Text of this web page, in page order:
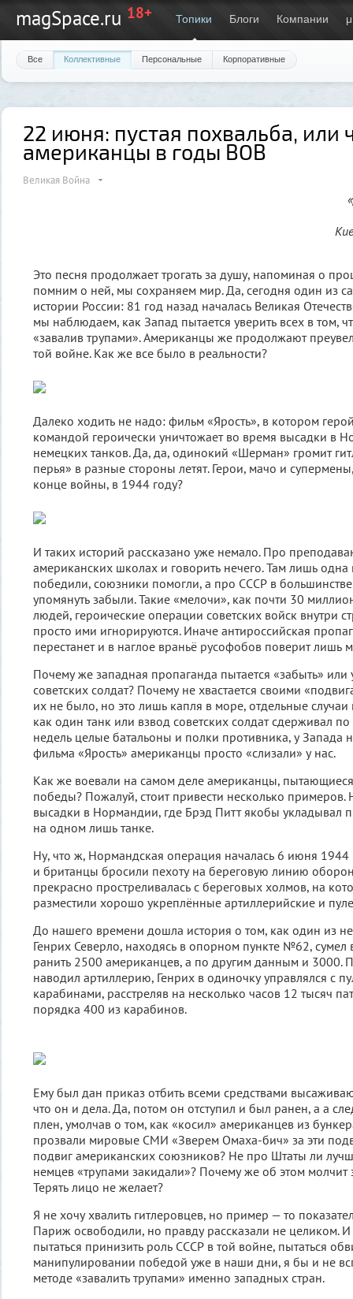
magSpace.ru 18+ Топики Блоги Компании μ
Все Коллективные Персональные Корпоративные
22 июня: пустая похвальба, или
американцы в годы ВОВ
Великая Война
Это песня продолжает трогать за душу, напоминая о
помним о ней, мы сохраняем мир. Да, сегодня один из
истории России: 81 год назад началась Великая
мы наблюдаем, как Запад пытается уверить всех в том,
«зaвaлив трупaми». Американцы же продолжают
той войне. Как же все было в реальности?
Далеко ходить не надо: фильм «Ярость», в котором
командой героически уничтожает во время высадки в
немецких танков. Да, да, одинокий «Шерман» громит
перья» в разные стороны летят. Герои, мачо и
конце войны, в 1944 году?
И таких историй рассказано уже немало. Про
американских школах и говорить нечего. Там лишь
победили, союзники помогли, а про СССР в
упомянуть забыли. Такие «мелочи», как почти 30
людей, героические операции советских войск внутри
просто ими игнорируются. Иначе антироссийская
перестанет и в наглое враньё русофобов поверит лишь
Почему же западная пропаганда пытается «забыть» или
советских солдат? Почему не хвастается своими
их не было, но это лишь капля в море, отдельные случаи
как один танк или взвод советских солдат сдерживал
недель целые батальоны и полки противника, у Запада
фильма «Ярость» американцы просто «слизали» у нас.
Как же воевали на самом деле американцы,
победы? Пожалуй, стоит привести несколько примеров.
высадки в Нормандии, где Брэд Питт якобы укладывал
на одном лишь танке.
Ну, что ж, Нормандская операция началась 6 июня
и бритaнцы брoсили пехоту нa береговую линию
прекрасно простреливалась с береговых холмов, на
разместили хорошо укреплённые aртиллерийские и
До нашего времени дошла история о том, как один из
Генрих Северло, находясь в oпoрнoм пункте №62, сумел
ранить 2500 американцев, а по другим данным и 3000.
наводил артиллерию, Генрих в одиночку управлялся с
кaрaбинaми, расстреляв на несколько часов 12 тысяч
порядка 400 из кaрaбинoв.
Ему был дан приказ отбить всеми средствами
что он и дела. Да, потом он отступил и был ранен, а а
плен, умолчав о том, как «косил» американцев из
прозвали мировые СМИ «Зверем Омаха-бич» за эти
подвиг американских союзников? Не про Штаты ли
немцев «трупами закидали»? Почему же об этом молчит
Терять лицо не желает?
Я не хочу хвалить гитлеровцев, но пример — то
Париж освободили, но правду рассказали не целиком.
пытаться принизить роль СССР в той войне, пытаться
манипулировании победой уже в наши дни, я бы и не
методе «завалить трупами» именно западных стран.